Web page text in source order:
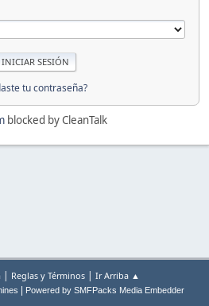
tu contraseña?
blocked by CleanTalk
| Reglas y Términos | Ir Arriba ▲
Powered by SMFPacks Media Embedder